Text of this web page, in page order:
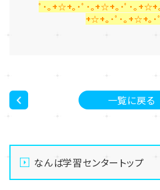
ﾟ･｡+☆+｡･ﾟ･｡+☆+｡･ﾟ･｡+☆+
+☆+｡･ﾟ･｡+☆+｡･
一覧に戻る
なんば学習センタートップ